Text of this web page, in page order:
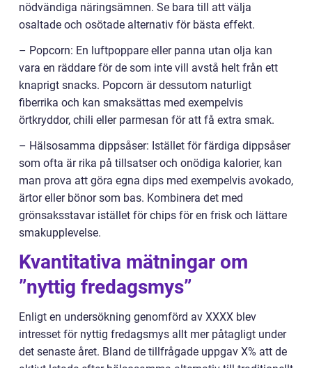
nödvändiga näringsämnen. Se bara till att välja
osaltade och osötade alternativ för bästa effekt.
– Popcorn: En luftpoppare eller panna utan olja kan
vara en räddare för de som inte vill avstå helt från ett
knaprigt snacks. Popcorn är dessutom naturligt
fiberrika och kan smaksättas med exempelvis
örtkryddor, chili eller parmesan för att få extra smak.
– Hälsosamma dippsåser: Istället för färdiga dippsåser
som ofta är rika på tillsatser och onödiga kalorier, kan
man prova att göra egna dips med exempelvis avokado,
ärtor eller bönor som bas. Kombinera det med
grönsaksstavar istället för chips för en frisk och lättare
smakupplevelse.
Kvantitativa mätningar om
”nyttig fredagsmys”
Enligt en undersökning genomförd av XXXX blev
intresset för nyttig fredagsmys allt mer påtagligt under
det senaste året. Bland de tillfrågade uppgav X% att de